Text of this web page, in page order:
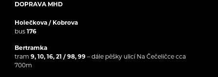
DOPRAVA MHD
Holečkova / Kobrova
bus 176
Bertramka
tram 9, 10, 16, 21 / 98, 99 – dále pěšky ulicí Na Čečeličce cca
700m